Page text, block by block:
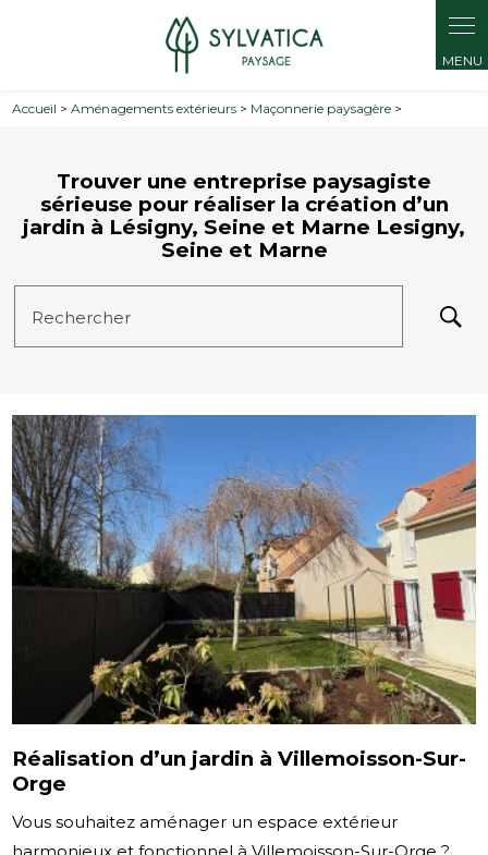
Accueil >Aménagements extérieurs > Maçonnerie paysagère >
Trouver une entreprise paysagiste
sérieuse pour réaliser la création d’un
jardin à Lésigny, Seine et Marne Lesigny,
Seine et Marne
Rechercher
Réalisation d’un jardin à Villemoisson-Sur-
Orge
Vous souhaitez aménager un espace extérieur